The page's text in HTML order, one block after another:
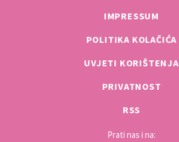
IMPRESSUM
POLITIKA KOLAČIĆA
UVJETI KORIŠTENJA
PRIVATNOST
RSS
Prati nas i na: